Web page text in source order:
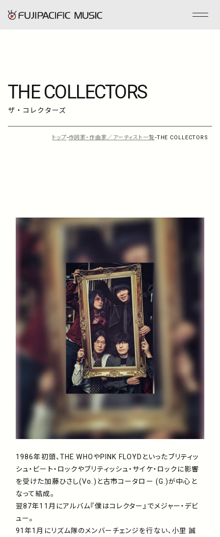
会社情報
事業内容
アーティスト
プレイリスト
ミュージックライブラリ
お問い合わせ 楽曲利用申込
THE COLLECTORS
ザ・コレクターズ
トップ 作詞家・作曲家／アーティスト一覧 THE COLLECTORS
1986年初頭、THE WHOやPINK FLOYDといったブリティッ
シュ・ビート・ロックやブリティッシュ・サイケ・ロックに影響
を受けた加藤ひさし(Vo.)と古市コータロー (G.)が中心と
なって結成。
翌87年11月にアルバム『僕はコレクター』でメジャー・デビ
ュー。
91年1月にリズム隊のメンバーチェンジを行ない、小里 誠